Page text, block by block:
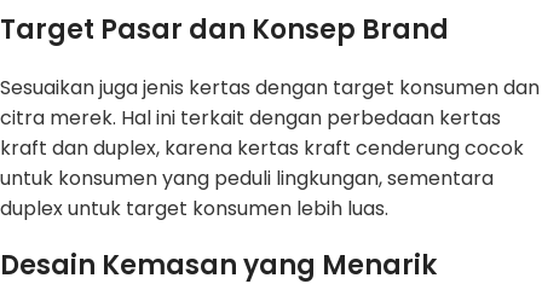
Target Pasar dan Konsep Brand
Sesuaikan juga jenis kertas dengan target konsumen dan
citra merek. Hal ini terkait dengan perbedaan kertas
kraft dan duplex, karena kertas kraft cenderung cocok
untuk konsumen yang peduli lingkungan, sementara
duplex untuk target konsumen lebih luas.
Desain Kemasan yang Menarik